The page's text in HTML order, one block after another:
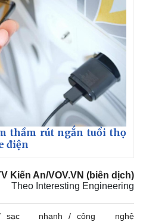
thầm rút ngắn tuổi thọ
điện
Kiến An/VOV.VN (biên dịch)
Theo Interesting Engineering
sạc nhanh
công nghệ